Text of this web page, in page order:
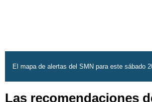
El mapa de alertas del SMN para este sábado
Las recomendaciones